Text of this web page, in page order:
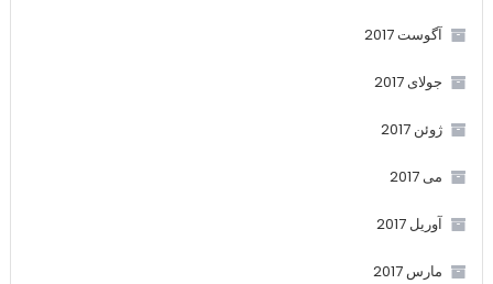
آگوست 2017
جولای 2017
ژوئن 2017
می 2017
آوریل 2017
مارس 2017